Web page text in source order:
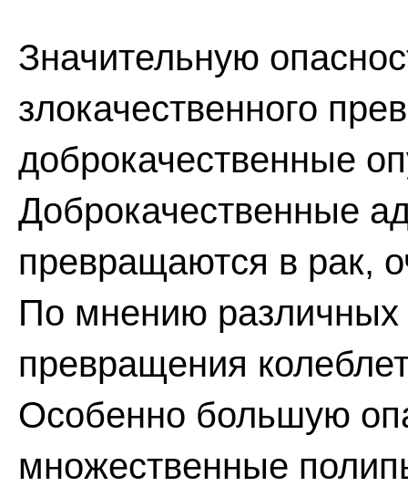
Значительную
злокачественного
доброкачественные
Доброкачественные
превращаются в рак,
По мнению различных
превращения
Особенно большую
множественные